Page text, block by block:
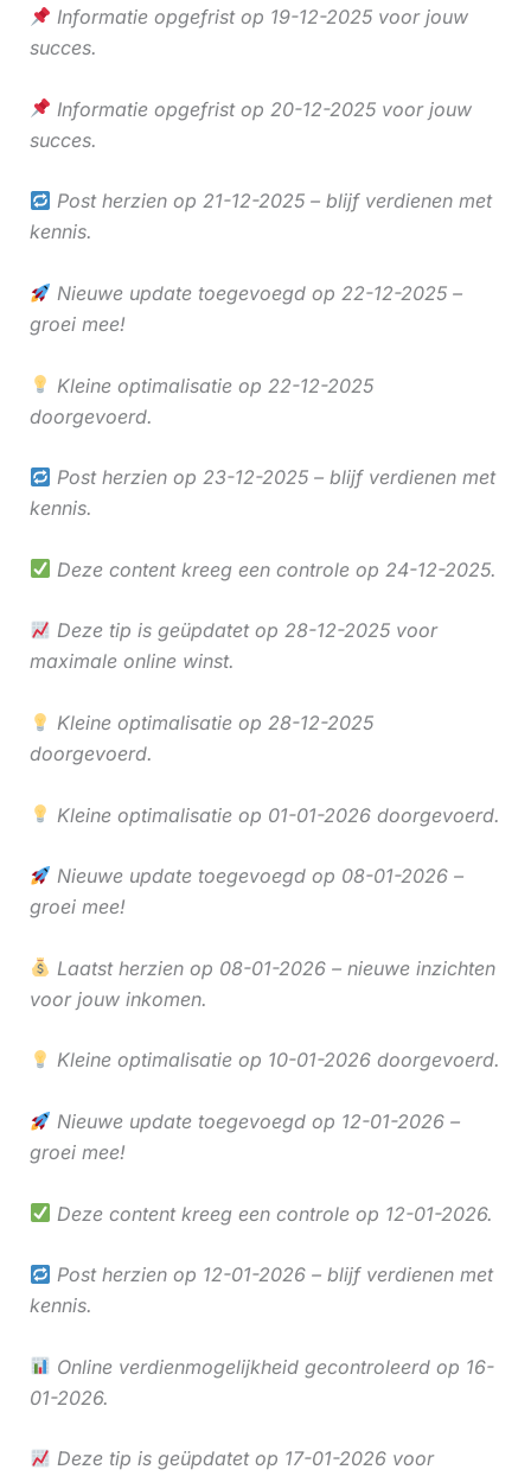
Informatie opgefrist op 19-12-2025 voor jouw
succes.
Informatie opgefrist op 20-12-2025 voor jouw
succes.
Post herzien op 21-12-2025 – blijf verdienen met
kennis.
Nieuwe update toegevoegd op 22-12-2025 –
groei mee!
Kleine optimalisatie op 22-12-2025
doorgevoerd.
Post herzien op 23-12-2025 – blijf verdienen met
kennis.
Deze content kreeg een controle op 24-12-2025.
Deze tip is geüpdatet op 28-12-2025 voor
maximale online winst.
Kleine optimalisatie op 28-12-2025
doorgevoerd.
Kleine optimalisatie op 01-01-2026 doorgevoerd.
Nieuwe update toegevoegd op 08-01-2026 –
groei mee!
Laatst herzien op 08-01-2026 – nieuwe inzichten
voor jouw inkomen.
Kleine optimalisatie op 10-01-2026 doorgevoerd.
Nieuwe update toegevoegd op 12-01-2026 –
groei mee!
Deze content kreeg een controle op 12-01-2026.
Post herzien op 12-01-2026 – blijf verdienen met
kennis.
Online verdienmogelijkheid gecontroleerd op 16-
01-2026.
Deze tip is geüpdatet op 17-01-2026 voor